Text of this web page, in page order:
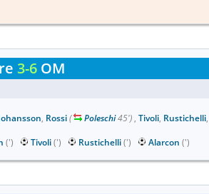
3-6 OM
, Rossi( Poleschi45') , Tivoli, Rustichelli,
(') Tivoli(') Rustichelli(') Alarcon (')